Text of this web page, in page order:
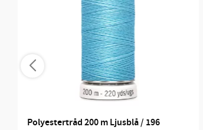
Polyestertråd 200 m Ljusblå / 196